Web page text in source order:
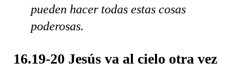
pueden hacer todas estas cosas
poderosas.
16.19-20 Jesús va al cielo otra vez